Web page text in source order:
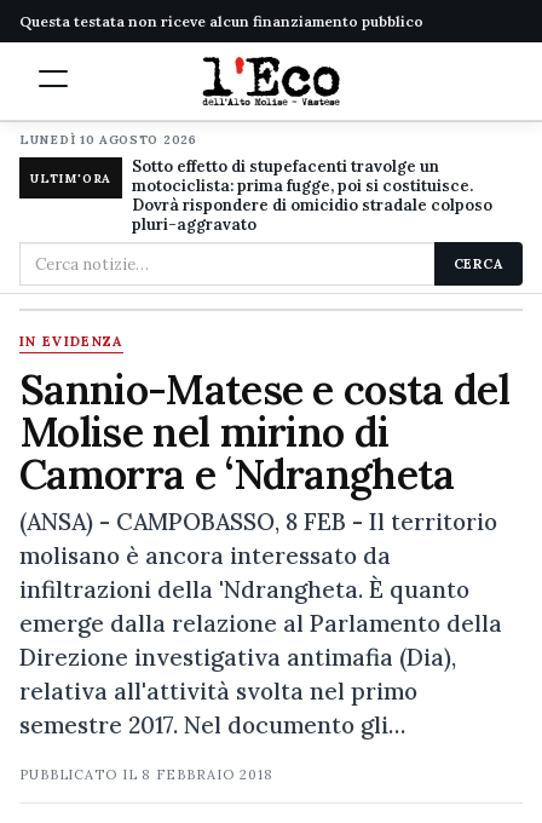
Questa testata non riceve alcun finanziamento pubblico
LUNEDÌ 10 AGOSTO 2026
ULTIM'ORA
Sotto effetto di stupefacenti travolge un
motociclista: prima fugge, poi si costituisce.
Dovrà rispondere di omicidio stradale colposo
pluri-aggravato
Cerca
nel
sito
CERCA
IN EVIDENZA
Sannio-Matese e costa del
Molise nel mirino di
Camorra e ‘Ndrangheta
(ANSA) - CAMPOBASSO, 8 FEB - Il territorio
molisano è ancora interessato da
infiltrazioni della 'Ndrangheta. È quanto
emerge dalla relazione al Parlamento della
Direzione investigativa antimafia (Dia),
relativa all'attività svolta nel primo
semestre 2017. Nel documento gli…
PUBBLICATO IL 8 FEBBRAIO 2018